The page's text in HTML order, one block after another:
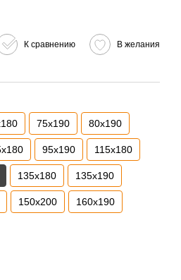
К сравнению В желания
75х190 80х190
95х190 115х180
135х180 135х190
150х200 160х190